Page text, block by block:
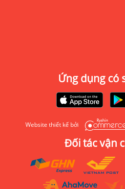
Ứng dụng có
Website thiết kế bởi
Đối tác vận